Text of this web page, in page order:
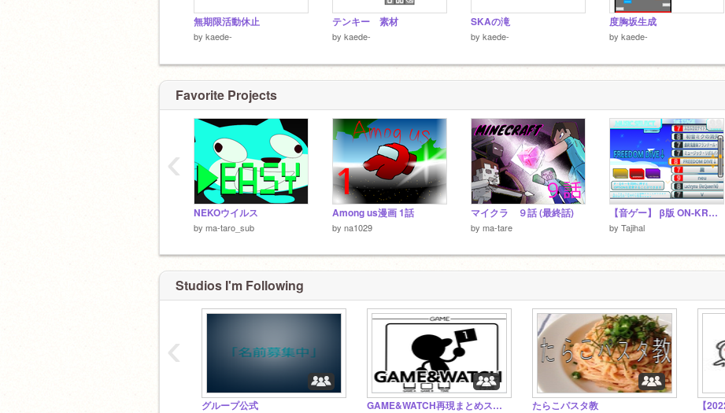
無期限活動休止
by kaede-
テンキー 素材
by kaede-
SKAの滝
by kaede-
度胸坂生成
by kaede-
Favorite Projects
NEKOウイルス
by ma-taro_sub
Among us漫画 1話
by na1029
マイクラ ９話 (最終話)
by ma-tare
【音ゲー】 β版 ON-KRAiSiSS DX 4th GROOVEDiVERS ver4.0,4
by Tajihal
‹
Studios I'm Following
グループ公式 GAME&WATCH再現まとめスタジオ たらこパスタ教
‹